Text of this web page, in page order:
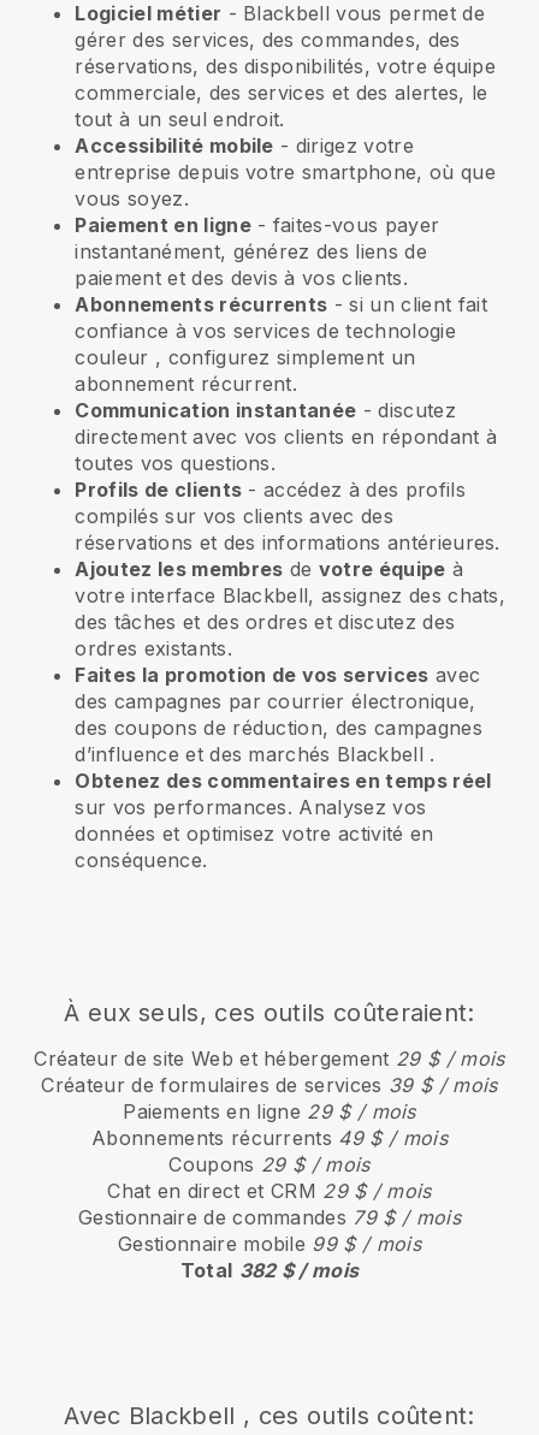
Logiciel métier - Blackbell vous permet de
gérer des services, des commandes, des
réservations, des disponibilités, votre équipe
commerciale, des services et des alertes, le
tout à un seul endroit.
Accessibilité mobile - dirigez votre
entreprise depuis votre smartphone, où que
vous soyez.
Paiement en ligne- faites-vous payer
instantanément, générez des liens de
paiement et des devis à vos clients.
Abonnements récurrents -si un client fait
confiance à vos services de technologie
couleur , configurez simplement un
abonnement récurrent.
Communication instantanée - discutez
directement avec vos clients en répondant à
toutes vos questions.
Profils de clients - accédez à des profils
compilés sur vos clients avec des
réservations et des informations antérieures.
Ajoutez les membres de votre équipe à
votre interface Blackbell, assignez des chats,
des tâches et des ordres et discutez des
ordres existants.
Faites la promotion de vos services avec
des campagnes par courrier électronique,
des coupons de réduction, des campagnes
d’influence et des marchés Blackbell .
Obtenez des commentaires en temps réel
sur vos performances. Analysez vos
données et optimisez votre activité en
conséquence.
À eux seuls, ces outils coûteraient:
Créateur de site Web et hébergement 29 $ / mois
Créateur de formulaires de services 39 $ / mois
Paiements en ligne 29 $ / mois
Abonnements récurrents 49 $ / mois
Coupons 29 $ / mois
Chat en direct et CRM 29 $ / mois
Gestionnaire de commandes 79 $ / mois
Gestionnaire mobile 99 $ / mois
Total 382 $ / mois
Avec Blackbell , ces outils coûtent: